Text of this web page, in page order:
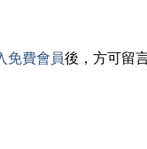
免費會員後，方可留